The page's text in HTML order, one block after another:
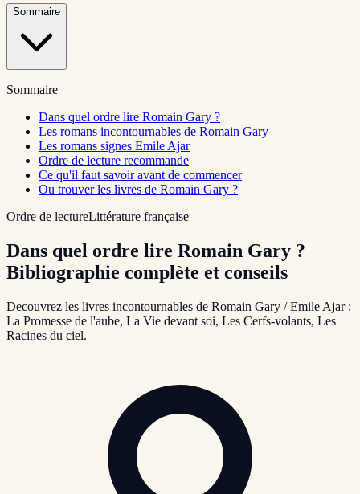
Sommaire
Sommaire
Dans quel ordre lire Romain Gary ?
Les romans incontournables de Romain Gary
Les romans signes Emile Ajar
Ordre de lecture recommande
Ce qu'il faut savoir avant de commencer
Ou trouver les livres de Romain Gary ?
Ordre de lectureLittérature française
Dans quel ordre lire Romain Gary ?
Bibliographie complète et conseils
Decouvrez les livres incontournables de Romain Gary / Emile Ajar :
La Promesse de l'aube, La Vie devant soi, Les Cerfs-volants, Les
Racines du ciel.